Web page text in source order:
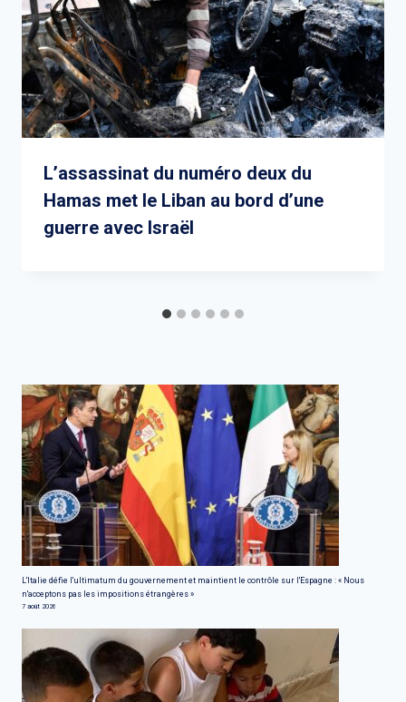
L’assassinat du numéro deux du
Hamas met le Liban au bord d’une
guerre avec Israël
L'Italie défie l'ultimatum du gouvernement et maintient le contrôle sur l'Espagne : « Nous
n'acceptons pas les impositions étrangères »
7 août 2026